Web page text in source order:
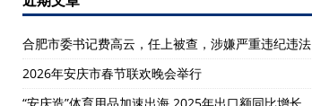
合肥市委书记费高云，任上被查，涉嫌严重违纪违法
2026年安庆市春节联欢晚会举行